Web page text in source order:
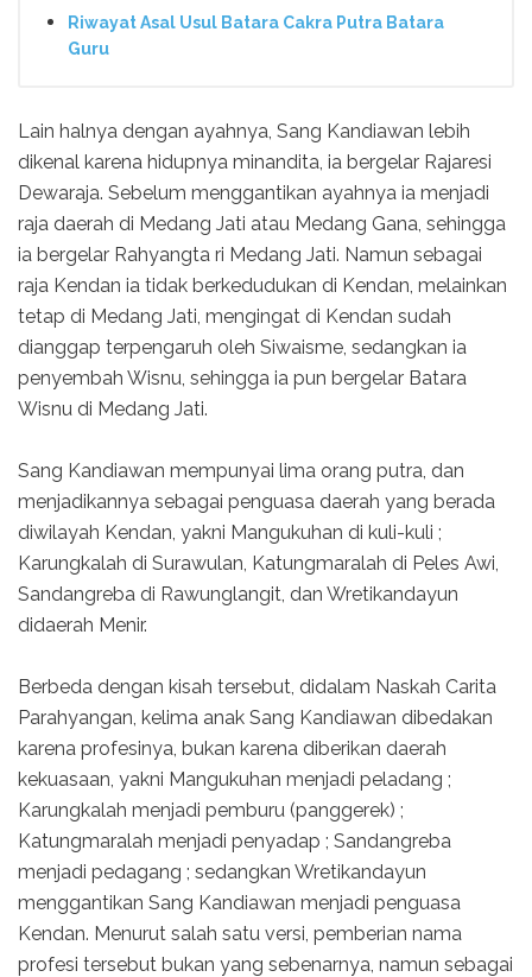
Riwayat Asal Usul Batara Cakra Putra Batara
Guru
Lain halnya dengan ayahnya, Sang Kandiawan lebih
dikenal karena hidupnya minandita, ia bergelar Rajaresi
Dewaraja. Sebelum menggantikan ayahnya ia menjadi
raja daerah di Medang Jati atau Medang Gana, sehingga
ia bergelar Rahyangta ri Medang Jati. Namun sebagai
raja Kendan ia tidak berkedudukan di Kendan, melainkan
tetap di Medang Jati, mengingat di Kendan sudah
dianggap terpengaruh oleh Siwaisme, sedangkan ia
penyembah Wisnu, sehingga ia pun bergelar Batara
Wisnu di Medang Jati.
Sang Kandiawan mempunyai lima orang putra, dan
menjadikannya sebagai penguasa daerah yang berada
diwilayah Kendan, yakni Mangukuhan di kuli-kuli ;
Karungkalah di Surawulan, Katungmaralah di Peles Awi,
Sandangreba di Rawunglangit, dan Wretikandayun
didaerah Menir.
Berbeda dengan kisah tersebut, didalam Naskah Carita
Parahyangan, kelima anak Sang Kandiawan dibedakan
karena profesinya, bukan karena diberikan daerah
kekuasaan, yakni Mangukuhan menjadi peladang ;
Karungkalah menjadi pemburu (panggerek) ;
Katungmaralah menjadi penyadap ; Sandangreba
menjadi pedagang ; sedangkan Wretikandayun
menggantikan Sang Kandiawan menjadi penguasa
Kendan. Menurut salah satu versi, pemberian nama
profesi tersebut bukan yang sebenarnya, namun sebagai